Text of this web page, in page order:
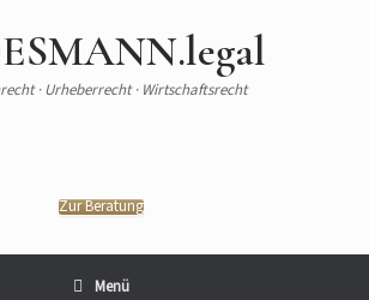
· Urheberrecht · Wirtschaftsrecht
Zur Beratung
Menü